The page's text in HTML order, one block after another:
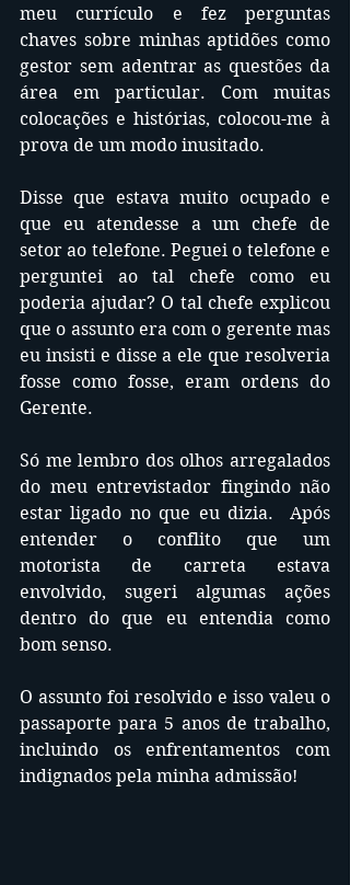
meu currículo e fez perguntas
chaves sobre minhas aptidões como
gestor sem adentrar as questões da
área em particular. Com muitas
colocações e histórias, colocou-me à
prova de um modo inusitado.
Disse que estava muito ocupado e
que eu atendesse a um chefe de
setor ao telefone. Peguei o telefone e
perguntei ao tal chefe como eu
poderia ajudar? O tal chefe explicou
que o assunto era com o gerente mas
eu insisti e disse a ele que resolveria
fosse como fosse, eram ordens do
Gerente.
Só me lembro dos olhos arregalados
do meu entrevistador fingindo não
estar ligado no que eu dizia.  Após
entender o conflito que um
motorista de carreta estava
envolvido, sugeri algumas ações
dentro do que eu entendia como
bom senso.
O assunto foi resolvido e isso valeu o
passaporte para 5 anos de trabalho,
incluindo os enfrentamentos com
indignados pela minha admissão!